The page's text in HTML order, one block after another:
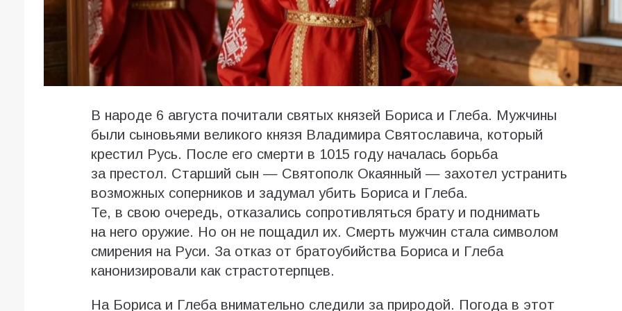
В народе 6 августа почитали святых князей Бориса и Глеба. Мужчины
были сыновьями великого князя Владимира Святославича, который
крестил Русь. После его смерти в 1015 году началась борьба
за престол. Старший сын — Святополк Окаянный — захотел устранить
возможных соперников и задумал убить Бориса и Глеба.
Те, в свою очередь, отказались сопротивляться брату и поднимать
на него оружие. Но он не пощадил их. Смерть мужчин стала символом
смирения на Руси. За отказ от братоубийства Бориса и Глеба
канонизировали как страстотерпцев.
На Бориса и Глеба внимательно следили за природой. Погода в этот